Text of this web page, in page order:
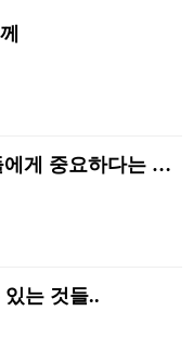
운전하는 유부남들에게 중요하다는 조수석 매너
있는 것들..